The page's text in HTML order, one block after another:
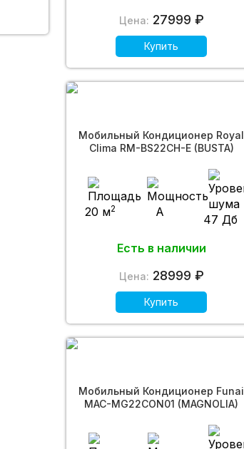
Цена: 27999 ₽
Купить
Мобильный Кондиционер Royal
Clima RM-BS22CH-E (BUSTA)
20 м2 A
47 Дб
Есть в наличии
Цена: 28999 ₽
Купить
Мобильный Кондиционер Funai
MAC-MG22CON01 (MAGNOLIA)